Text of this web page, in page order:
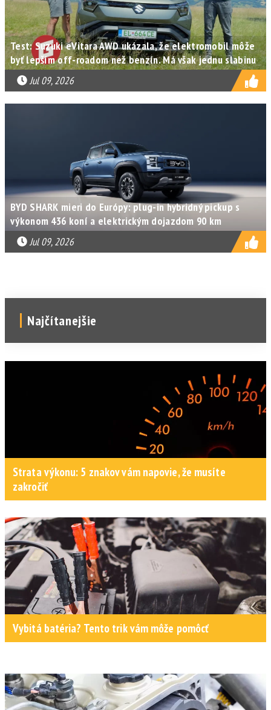
Test: Suzuki eVitara AWD ukázala, že elektromobil môže
byť lepším off-roadom než benzín. Má však jednu slabinu
Jul 09, 2026
BYD SHARK mieri do Európy: plug-in hybridný pickup s
výkonom 436 koní a elektrickým dojazdom 90 km
Jul 09, 2026
Najčítanejšie
Strata výkonu: 5 znakov vám napovie, že musíte
zakročiť
Vybitá batéria? Tento trik vám môže pomôcť